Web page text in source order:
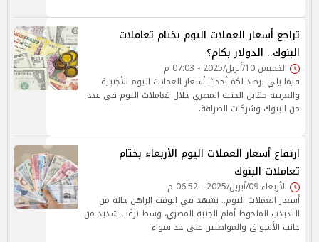
تراجع أسعار العملات اليوم بختام تعاملات
البنوك.. الدولار بكام؟
الخميس 10/أبريل/2025 - 07:03 م
فيما يلي نرصد لكم أحدث أسعار العملات اليوم الأجنبية
والعربية مقابل الجنيه المصري خلال تعاملات اليوم في عدد
من البنوك وشركات الصرافة.
ارتفاع أسعار العملات اليوم الأربعاء بختام
تعاملات البنوك
الأربعاء 09/أبريل/2025 - 06:52 م
أسعار العملات اليوم.. تشهد في الوقت الراهن حالة من
التذبذب الملحوظ أمام الجنيه المصري، وسط ترقّب شديد من
جانب الأسواق والمواطنين على حد سواء